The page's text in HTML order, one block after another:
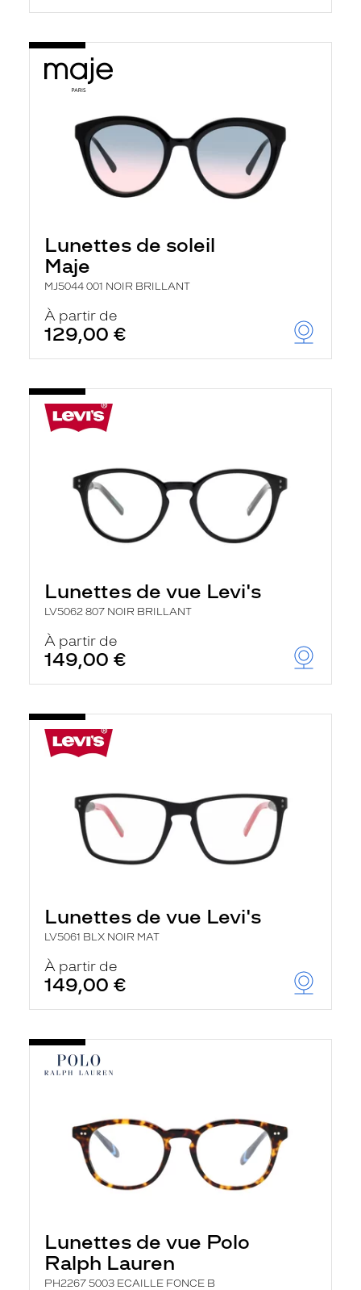
Lunettes de soleil
Maje
MJ5044 001 NOIR BRILLANT
À partir de
129,00 €
Lunettes de vue Levi's
LV5062 807 NOIR BRILLANT
À partir de
149,00 €
Lunettes de vue Levi's
LV5061 BLX NOIR MAT
À partir de
149,00 €
Lunettes de vue Polo
Ralph Lauren
PH2267 5003 ECAILLE FONCE B